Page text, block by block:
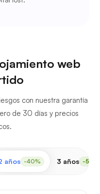
web
con nuestra garantía
de 30 días y precios
años -40% 3 años -50%